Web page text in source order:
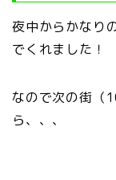
夜中からかなり
でくれました！
なので次の街（
ら、、、